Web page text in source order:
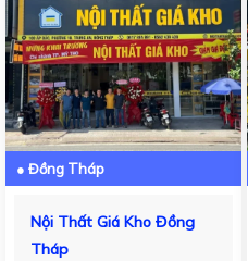
● Đồng Tháp
Nội Thất Giá Kho Đồng
Tháp